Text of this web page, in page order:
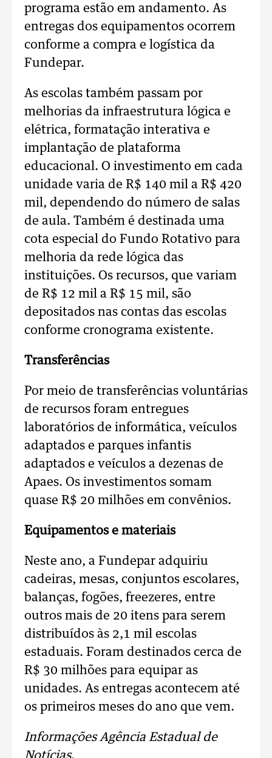
programa estão em andamento. As
entregas dos equipamentos ocorrem
conforme a compra e logística da
Fundepar.
As escolas também passam por
melhorias da infraestrutura lógica e
elétrica, formatação interativa e
implantação de plataforma
educacional. O investimento em cada
unidade varia de R$ 140 mil a R$ 420
mil, dependendo do número de salas
de aula. Também é destinada uma
cota especial do Fundo Rotativo para
melhoria da rede lógica das
instituições. Os recursos, que variam
de R$ 12 mil a R$ 15 mil, são
depositados nas contas das escolas
conforme cronograma existente.
Transferências
Por meio de transferências voluntárias
de recursos foram entregues
laboratórios de informática, veículos
adaptados e parques infantis
adaptados e veículos a dezenas de
Apaes. Os investimentos somam
quase R$ 20 milhões em convênios.
Equipamentos e materiais
Neste ano, a Fundepar adquiriu
cadeiras, mesas, conjuntos escolares,
balanças, fogões, freezeres, entre
outros mais de 20 itens para serem
distribuídos às 2,1 mil escolas
estaduais. Foram destinados cerca de
R$ 30 milhões para equipar as
unidades. As entregas acontecem até
os primeiros meses do ano que vem.
Informações Agência Estadual de
Notícias.